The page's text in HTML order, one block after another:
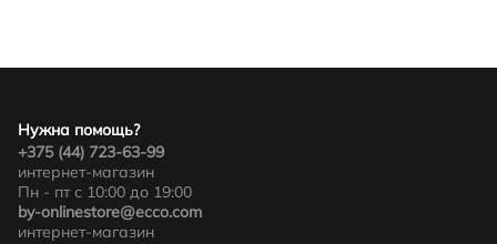
Нужна помощь?
+375 (44) 723-63-99
интернет-магазин
Пн - пт с 10:00 до 19:00
by-onlinestore@ecco.com
интернет-магазин